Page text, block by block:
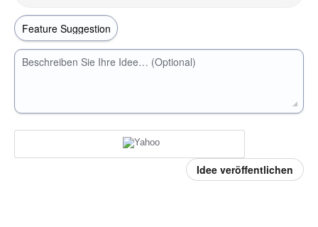
Beschreiben Sie Ihre Idee… (Optional)
Idee veröffentlichen